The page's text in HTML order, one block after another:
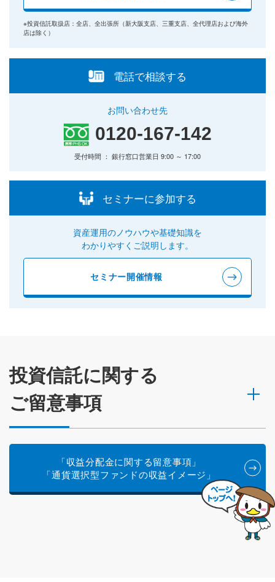
※投資信託取扱店：全店、全出張所（新大阪支店、三重支店、全代理店および海外
店は除く）
電話で相談する
お問い合わせ先
0120-167-142
受付時間 ： 銀行窓口営業日 9:00 ～ 17:00
セミナーに参加する
資産運用のノウハウや基礎知識を
わかりやすくご説明します。
セミナー開催情報
投資信託に関する
ご留意事項
「収益分配金に関する留意事項」
「通貨選択型ファンドの収益イメージ」